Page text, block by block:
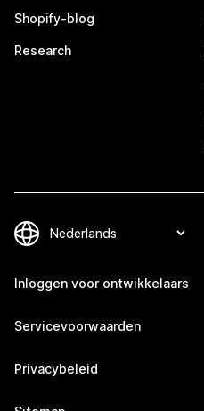
Shopify-blog
Research
Inloggen voor ontwikkelaars
Servicevoorwaarden
Privacybeleid